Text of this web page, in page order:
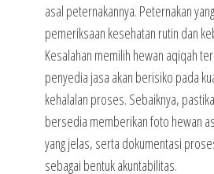
asal peternakannya. Peternakan
pemeriksaan kesehatan rutin dan
Kesalahan memilih hewan aqiqah
penyedia jasa akan berisiko pada
kehalalan proses. Sebaiknya,
bersedia memberikan foto hewan
yang jelas, serta dokumentasi
sebagai bentuk akuntabilitas.